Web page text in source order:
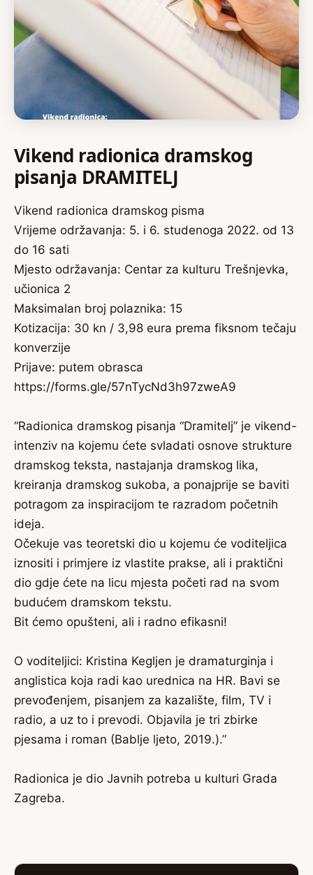
Vikend radionica dramskog
pisanja DRAMITELJ
Vikend radionica dramskog pisma
Vrijeme održavanja: 5. i 6. studenoga 2022. od 13
do 16 sati
Mjesto održavanja: Centar za kulturu Trešnjevka,
učionica 2
Maksimalan broj polaznika: 15
Kotizacija: 30 kn / 3,98 eura prema fiksnom tečaju
konverzije
Prijave: putem obrasca
https://forms.gle/57nTycNd3h97zweA9
“Radionica dramskog pisanja “Dramitelj” je vikend-
intenziv na kojemu ćete svladati osnove strukture
dramskog teksta, nastajanja dramskog lika,
kreiranja dramskog sukoba, a ponajprije se baviti
potragom za inspiracijom te razradom početnih
ideja.
Očekuje vas teoretski dio u kojemu će voditeljica
iznositi i primjere iz vlastite prakse, ali i praktični
dio gdje ćete na licu mjesta početi rad na svom
budućem dramskom tekstu.
Bit ćemo opušteni, ali i radno efikasni!
O voditeljici: Kristina Kegljen je dramaturginja i
anglistica koja radi kao urednica na HR. Bavi se
prevođenjem, pisanjem za kazalište, film, TV i
radio, a uz to i prevodi. Objavila je tri zbirke
pjesama i roman (Bablje ljeto, 2019.).”
Radionica je dio Javnih potreba u kulturi Grada
Zagreba.